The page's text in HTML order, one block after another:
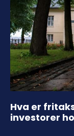
Hva er
investorer